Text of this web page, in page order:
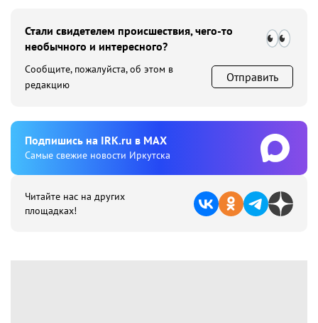
Стали свидетелем происшествия, чего-то
необычного и интересного?
Сообщите, пожалуйста, об этом в
редакцию
Отправить
Подпишиcь на IRK.ru в MAX
Cамые свежие новости Иркутска
Читайте нас на других
площадках!